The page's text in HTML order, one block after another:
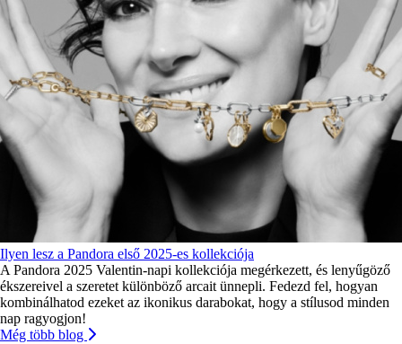
Ilyen lesz a Pandora első 2025-es kollekciója
A Pandora 2025 Valentin-napi kollekciója megérkezett, és lenyűgöző
ékszereivel a szeretet különböző arcait ünnepli. Fedezd fel, hogyan
kombinálhatod ezeket az ikonikus darabokat, hogy a stílusod minden
nap ragyogjon!
Még több blog